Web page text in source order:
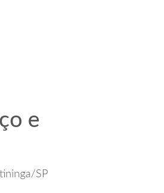
e
SP